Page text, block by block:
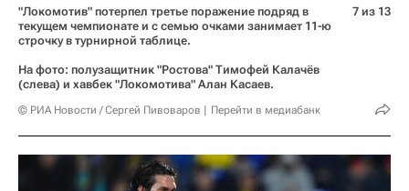
"Локомотив" потерпел третье поражение подряд в
текущем чемпионате и с семью очками занимает 11-ю
строчку в турнирной таблице.
На фото: полузащитник "Ростова" Тимофей Калачёв
(слева) и хавбек "Локомотива" Алан Касаев.
© РИА Новости / Сергей Пивоваров Перейти в медиабанк
7 из 13